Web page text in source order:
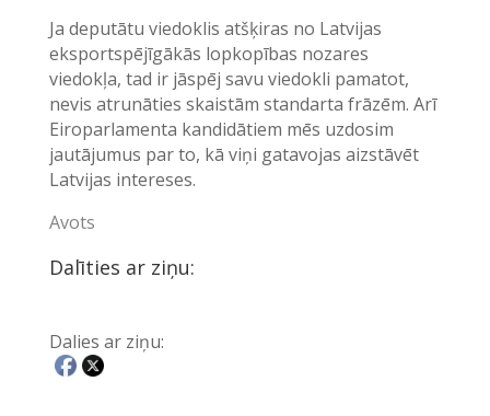
Ja deputātu viedoklis atšķiras no Latvijas
eksportspējīgākās lopkopības nozares
viedokļa, tad ir jāspēj savu viedokli pamatot,
nevis atrunāties skaistām standarta frāzēm. Arī
Eiroparlamenta kandidātiem mēs uzdosim
jautājumus par to, kā viņi gatavojas aizstāvēt
Latvijas intereses.
Avots
Dalīties ar ziņu:
Dalies ar ziņu: